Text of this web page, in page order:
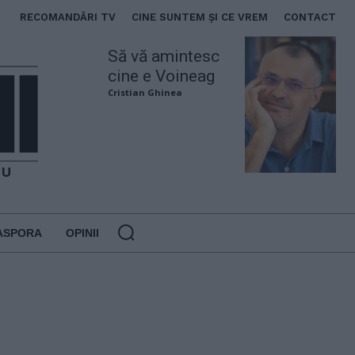
RECOMANDĂRI TV CINE SUNTEM ȘI CE VREM CONTACT
Să vă amintesc
cine e Voineag
Cristian Ghinea
OPINII